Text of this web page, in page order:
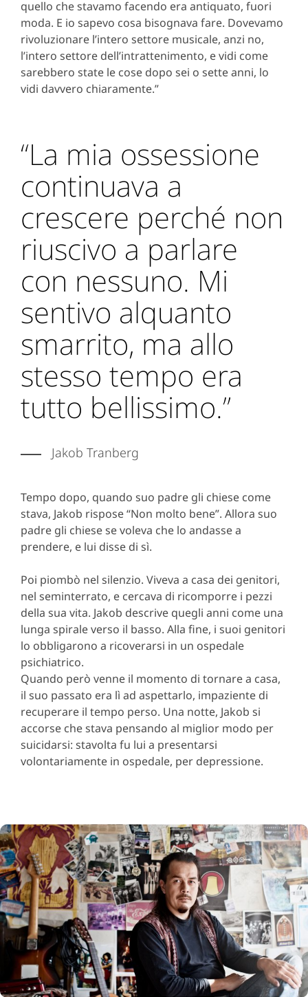
quello che stavamo facendo era antiquato, fuori
moda. E io sapevo cosa bisognava fare. Dovevamo
rivoluzionare l’intero settore musicale, anzi no,
l’intero settore dell’intrattenimento, e vidi come
sarebbero state le cose dopo sei o sette anni, lo
vidi davvero chiaramente.”
“La mia ossessione
continuava a
crescere perché non
riuscivo a parlare
con nessuno. Mi
sentivo alquanto
smarrito, ma allo
stesso tempo era
tutto bellissimo.”
Jakob Tranberg
Tempo dopo, quando suo padre gli chiese come
stava, Jakob rispose “Non molto bene”. Allora suo
padre gli chiese se voleva che lo andasse a
prendere, e lui disse di sì.
Poi piombò nel silenzio. Viveva a casa dei genitori,
nel seminterrato, e cercava di ricomporre i pezzi
della sua vita. Jakob descrive quegli anni come una
lunga spirale verso il basso. Alla fine, i suoi genitori
lo obbligarono a ricoverarsi in un ospedale
psichiatrico.
Quando però venne il momento di tornare a casa,
il suo passato era lì ad aspettarlo, impaziente di
recuperare il tempo perso. Una notte, Jakob si
accorse che stava pensando al miglior modo per
suicidarsi: stavolta fu lui a presentarsi
volontariamente in ospedale, per depressione.